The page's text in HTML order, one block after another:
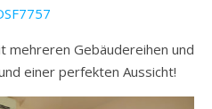
mehreren Gebäudereihen und
einer perfekten Aussicht!